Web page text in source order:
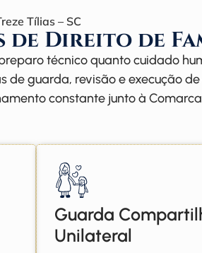
Tílias – SC
de Direito de
técnico quanto cuidado
de guarda, revisão e execução
constante junto à
Guarda
Unilateral